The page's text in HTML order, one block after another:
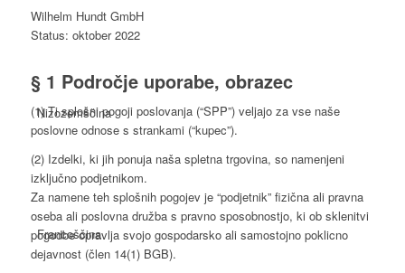
Nizozemščina
Francoščina
Wilhelm Hundt GmbH
Status: oktober 2022
§ 1 Področje uporabe, obrazec
(1) Ti splošni pogoji poslovanja (“SPP”) veljajo za vse naše
poslovne odnose s strankami (“kupec”).
(2) Izdelki, ki jih ponuja naša spletna trgovina, so namenjeni
izključno podjetnikom.
Za namene teh splošnih pogojev je “podjetnik” fizična ali pravna
oseba ali poslovna družba s pravno sposobnostjo, ki ob sklenitvi
pogodbe opravlja svojo gospodarsko ali samostojno poklicno
dejavnost (člen 14(1) BGB).